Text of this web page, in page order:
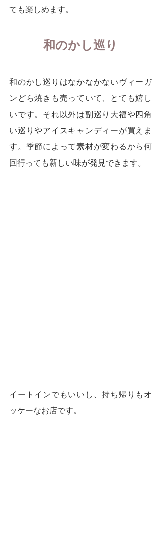
ても楽しめます。
和のかし巡り
和のかし巡りはなかなかないヴィーガ
ンどら焼きも売っていて、とても嬉し
いです。それ以外は副巡り大福や四角
い巡りやアイスキャンディーが買えま
す。季節によって素材が変わるから何
回行っても新しい味が発見できます。
イートインでもいいし、持ち帰りもオ
ッケーなお店です。